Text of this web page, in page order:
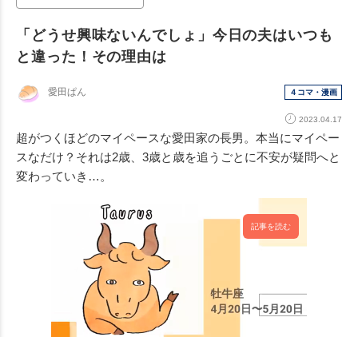
「どうせ興味ないんでしょ」今日の夫はいつも
と違った！その理由は
愛田ぱん ４コマ・漫画
2023.04.17
超がつくほどのマイペースな愛田家の長男。本当にマイペー
スなだけ？それは2歳、3歳と歳を追うごとに不安が疑問へと
変わっていき…。
記事を読む